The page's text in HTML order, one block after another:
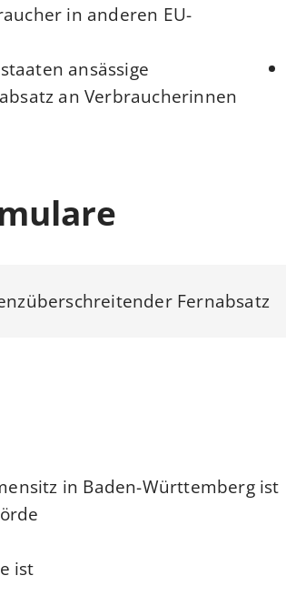
in anderen EU-
ansässige
an Verbraucherinnen
Fernabsatz
in Baden-Württemberg ist
ist,